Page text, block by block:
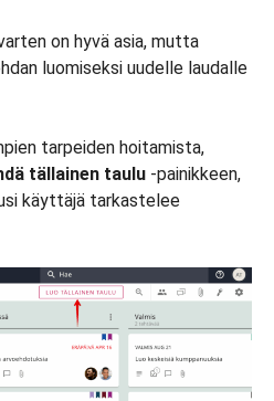
on hyvä asia, mutta
luomiseksi uudelle laudalle
tarpeiden hoitamista,
tällainen taulu -painikkeen,
käyttäjä tarkastelee